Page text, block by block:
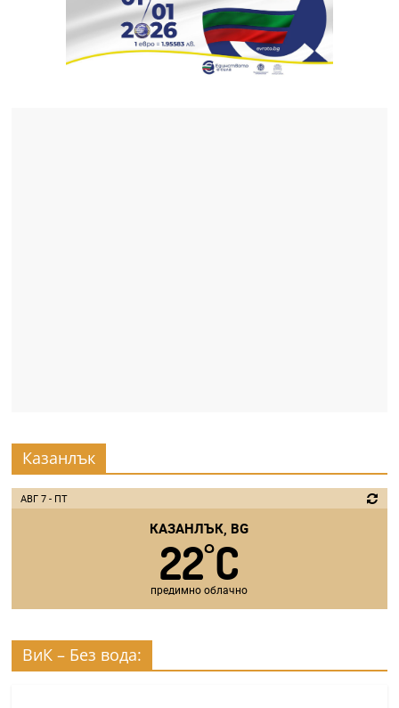
Казанлък
АВГ 7 - ПТ
КАЗАНЛЪК, BG
22°C
предимно облачно
ВиК – Без вода: